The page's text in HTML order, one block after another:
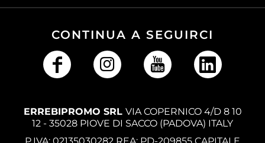
CONTINUA A SEGUIRCI
ERREBIPROMO SRL VIA COPERNICO 4/D 8 10
12 - 35028 PIOVE DI SACCO (PADOVA) ITALY